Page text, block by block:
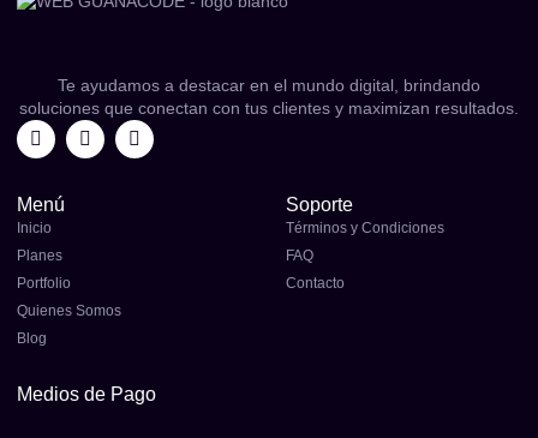
Te ayudamos a destacar en el mundo digital, brindando
soluciones que conectan con tus clientes y maximizan resultados.
Menú
Inicio
Planes
Portfolio
Quienes Somos
Blog
Soporte
Términos y Condiciones
FAQ
Contacto
Medios de Pago